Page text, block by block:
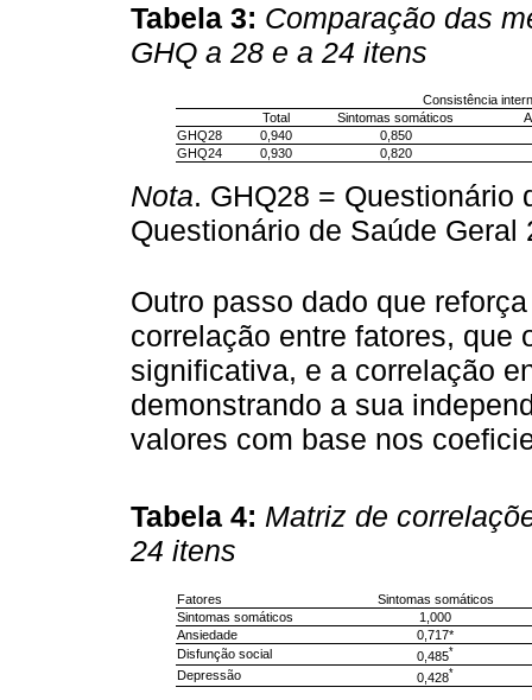
Tabela 3: Comparação das
GHQ a 28 e a 24 itens
Consistência
Total
Sintomas somáticos
GHQ28
0,940
0,850
GHQ24
0,930 0,820
Nota. GHQ28 = Questionário
Questionário de Saúde Geral
Outro passo dado que
correlação entre fatores, que
significativa, e a correlação
demonstrando a sua
valores com base nos
Tabela 4: Matriz de
24 itens
Fatores
Sintomas somáticos
Sintomas somáticos
1,000
Ansiedade
0,717*
Disfunção social
0,485*
Depressão 0,428*